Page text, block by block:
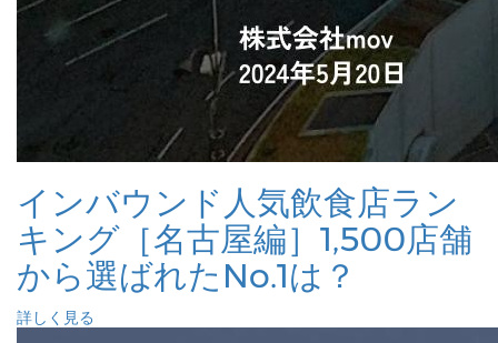
インバウンド人気飲食店ラン
キング［名古屋編］1,500店舗
から選ばれたNo.1は？
詳しく見る